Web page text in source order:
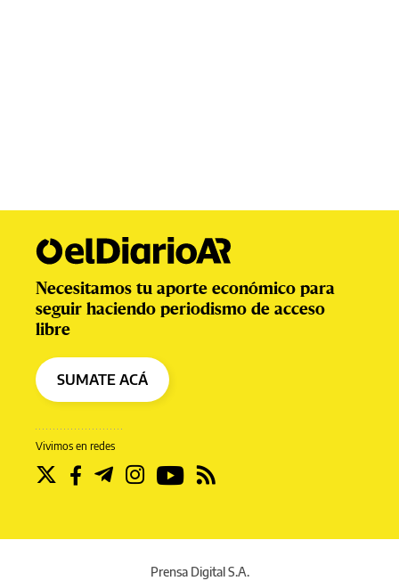
Vivimos en redes
Necesitamos tu aporte económico para
seguir haciendo periodismo de acceso
libre
SUMATE ACÁ
Prensa Digital S.A.